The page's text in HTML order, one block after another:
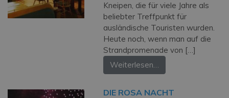
Kneipen, die für viele Jahre als
beliebter Treffpunkt für
ausländische Touristen wurden.
Heute noch, wenn man auf die
Strandpromenade von […]
Weiterlesen…
DIE ROSA NACHT